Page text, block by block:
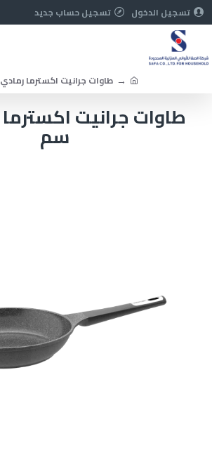
تسجيل الدخول تسجيل حساب جديد
طاوات جرانيت اكسترما رمادي 22 سم
سم